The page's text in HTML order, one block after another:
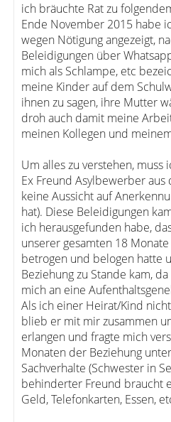
ich bräuchte Rat zu
Ende November 2015 habe
wegen Nötigung angezeigt,
Beleidigungen über
mich als Schlampe, etc
meine Kinder auf dem
ihnen zu sagen, ihre Mutter
droh auch damit meine
meinen Kollegen und
Um alles zu verstehen, muss
Ex Freund Asylbewerber aus
keine Aussicht auf
hat). Diese Beleidigungen
ich herausgefunden habe,
unserer gesamten 18
betrogen und belogen hatte
Beziehung zu Stande kam,
mich an eine
Als ich einer Heirat/Kind
blieb er mit mir zusammen
erlangen und fragte mich
Monaten der Beziehung
Sachverhalte (Schwester in
behinderter Freund braucht
Geld, Telefonkarten, Essen,